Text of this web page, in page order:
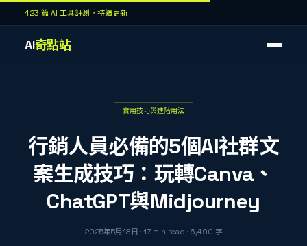
423 篇 AI 工具評測，持續更新
AI奇點站
實用技巧與進階用法
行銷人員必備的5個AI社群文
案生成技巧：玩轉Canva、
ChatGPT與Midjourney
2025年5月18日 · 17 min read · 6,490 字